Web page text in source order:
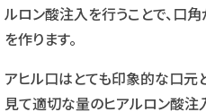
ルロン酸注入を行うことで、口
を作ります。
アヒル口はとても印象的な口元
見て適切な量のヒアルロン酸注